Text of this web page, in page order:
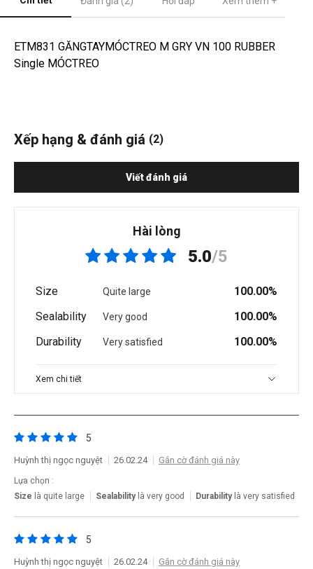
ETM831 GĂNGTAYMÓCTREO M GRY VN 100 RUBBER
Single MÓCTREO
Xếp hạng & đánh giá (2)
Viết đánh giá
Hài lòng
5.0/5
Size Quite large
100.00%
Sealability
Very good
100.00%
Durability
Very satisfied 100.00%
Xem chi tiết
5
Huỳnh thị ngọc nguyệt 26.02.24 Gắn cờ đánh giá này
Lựa chọn :
Size là quite large Sealabilitylà very good Durabilitylà very satisfied
5
Huỳnh thị ngọc nguyệt 26.02.24 Gắn cờ đánh giá này